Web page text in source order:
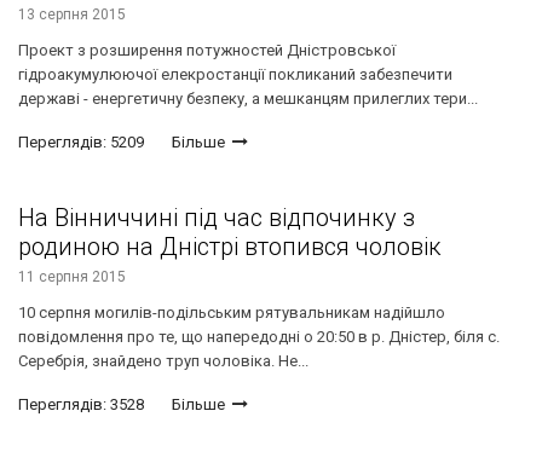
13 серпня 2015
Проект з розширення потужностей Дністровської
гідроакумулюючої елекростанції покликаний забезпечити
державі - енергетичну безпеку, а мешканцям прилеглих тери...
Переглядів: 5209 Більше
На Вінниччині під час відпочинку з
родиною на Дністрі втопився чоловік
11 серпня 2015
10 серпня могилів-подільським рятувальникам надійшло
повідомлення про те, що напередодні о 20:50 в р. Дністер, біля с.
Серебрія, знайдено труп чоловіка. Не...
Переглядів: 3528 Більше